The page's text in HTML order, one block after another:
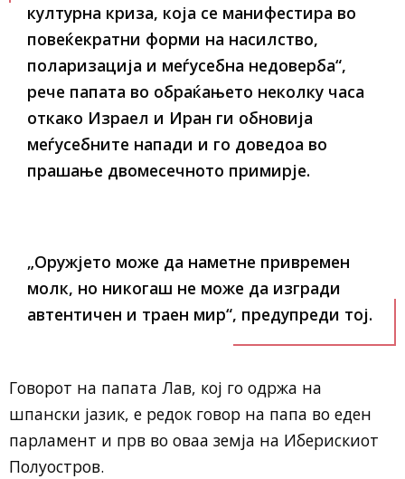
културна криза, која се манифестира во
повеќекратни форми на насилство,
поларизација и меѓусебна недоверба“,
рече папата во обраќањето неколку часа
откако Израел и Иран ги обновија
меѓусебните напади и го доведоа во
прашање двомесечното примирје.
„Оружјето може да наметне привремен
молк, но никогаш не може да изгради
автентичен и траен мир“, предупреди тој.
Говорот на папата Лав, кој го одржа на
шпански јазик, е редок говор на папа во еден
парламент и прв во оваа земја на Иберискиот
Полуостров.